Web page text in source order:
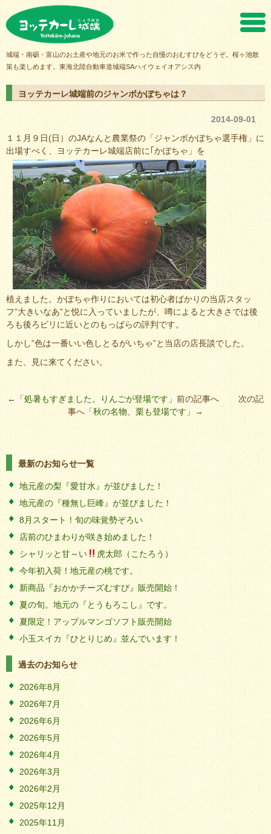
城端・南砺・富山のお土産や地元のお米で作った自慢のおむすびをどうぞ。桜ヶ池散
策も楽しめます。東海北陸自動車道城端SAハイウェイオアシス内
ヨッテカーレ城端前のジャンボかぼちゃは？
2014-09-01
１１月９日(日）のJAなんと農業祭の「ジャンボかぼちゃ選手権」に
出場すべく、ヨッテカーレ城端店前に｢かぼちゃ」を
植えました。かぼちゃ作りにおいては初心者ばかりの当店スタッ
フ”大きいなあ”と悦に入っていましたが、噂によると大きさでは後
ろも後ろビリに近いとのもっぱらの評判です。
しかし”色は一番いい色しとるがいちゃ”と当店の店長談でした。
また、見に来てください。
←「処暑もすぎました。りんごが登場です 」前の記事へ 次の記
事へ「秋の名物、栗も登場です」→
最新のお知らせ一覧
地元産の梨『愛甘水』が並びました！
地元産の『種無し巨峰』が並びました！
8月スタート！旬の味覚勢ぞろい
店前のひまわりが咲き始めました！
シャリッと甘～い
虎太郎（こたろう）
今年初入荷！地元産の桃です。
新商品『おかかチーズむすび』販売開始！
夏の旬。地元の『とうもろこし』です。
夏限定！アップルマンゴソフト販売開始
小玉スイカ『ひとりじめ』並んでいます！
過去のお知らせ
2026年8月
2026年7月
2026年6月
2026年5月
2026年4月
2026年3月
2026年2月
2025年12月
2025年11月